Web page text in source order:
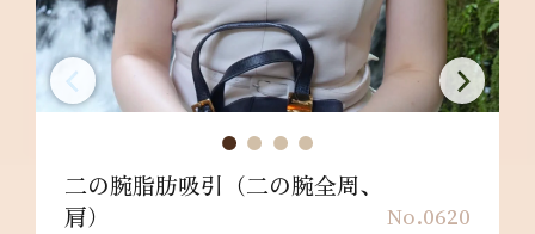
上背部：¥249,800～
リスク/副作用：だるさ・熱感・頭痛・蕁麻
疹・痒み・むくみ・発熱・咳・冷や汗・胸痛・
吸引部の皮膚が硬くなる、凹凸になる・効果に
満足できない・施術箇所の知覚の麻痺・鈍さ、
しびれ・皮膚の色素沈着など
No.0620
二の腕脂肪吸引（二の腕全周、
肩）